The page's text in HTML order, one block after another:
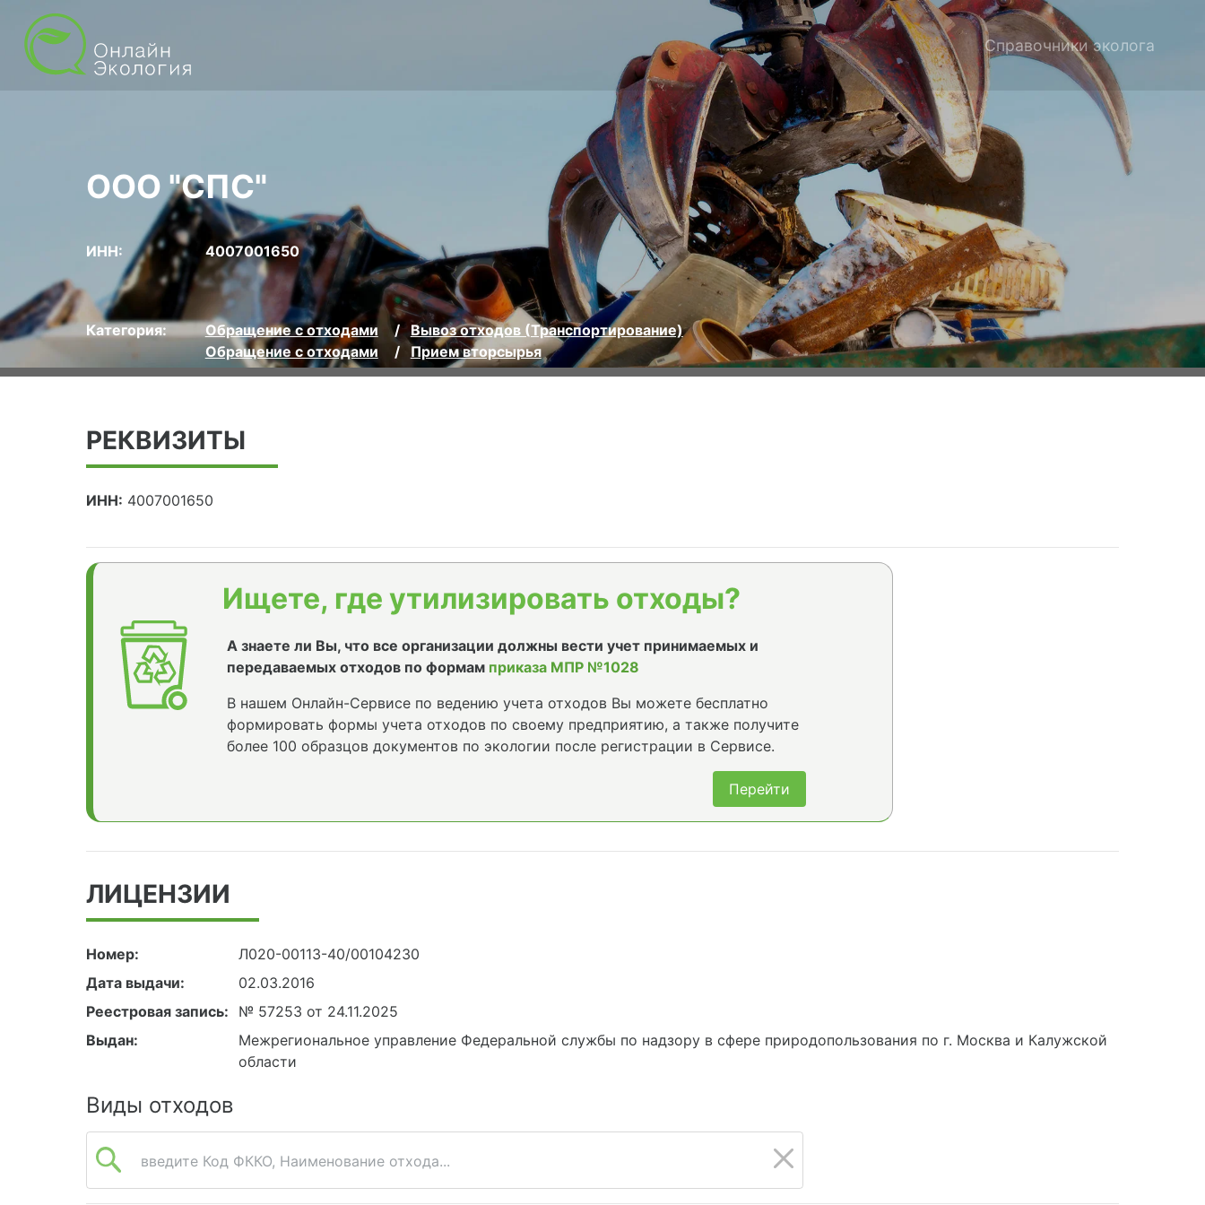
Справочники эколога
ООО "СПС"
ИНН: 4007001650
Категория: Обращение с отходами
Вывоз отходов (Транспортирование)
Обращение с отходами
Прием вторсырья
РЕКВИЗИТЫ
ИНН: 4007001650
Ищете, где утилизировать отходы?
А знаете ли Вы, что все организации должны вести учет принимаемых и
передаваемых отходов по формам приказа МПР №1028
В нашем Онлайн-Сервисе по ведению учета отходов Вы можете бесплатно
формировать формы учета отходов по своему предприятию, а также получите
более 100 образцов документов по экологии после регистрации в Сервисе.
Перейти
ЛИЦЕНЗИИ
Номер:
Л020-00113-40/00104230
Дата выдачи:
02.03.2016
Реестровая запись:
№ 57253 от 24.11.2025
Выдан:
Межрегиональное управление Федеральной службы по надзору в сфере природопользования по г. Москва и Калужской
области
Виды отходов
введите Код ФККО, Наименование отхода...